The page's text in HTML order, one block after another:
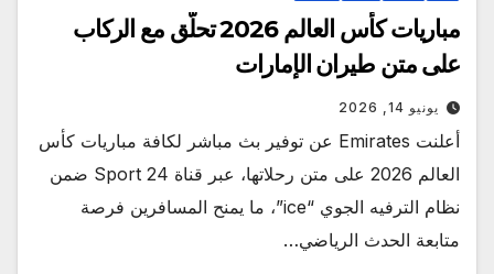
مباريات كأس العالم 2026 تحلّق مع الركاب
على متن طيران الإمارات
يونيو 14, 2026
أعلنت Emirates عن توفير بث مباشر لكافة مباريات كأس
العالم 2026 على متن رحلاتها، عبر قناة Sport 24 ضمن
نظام الترفيه الجوي “ice”، ما يمنح المسافرين فرصة
متابعة الحدث الرياضي…